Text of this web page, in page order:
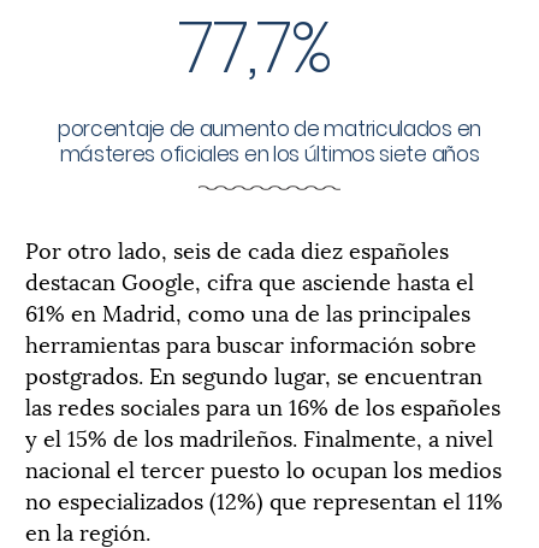
77,7%
porcentaje de aumento de matriculados en
másteres oficiales en los últimos siete años
Por otro lado, seis de cada diez españoles
destacan Google, cifra que asciende hasta el
61% en Madrid, como una de las principales
herramientas para buscar información sobre
postgrados. En segundo lugar, se encuentran
las redes sociales para un 16% de los españoles
y el 15% de los madrileños. Finalmente, a nivel
nacional el tercer puesto lo ocupan los medios
no especializados (12%) que representan el 11%
en la región.